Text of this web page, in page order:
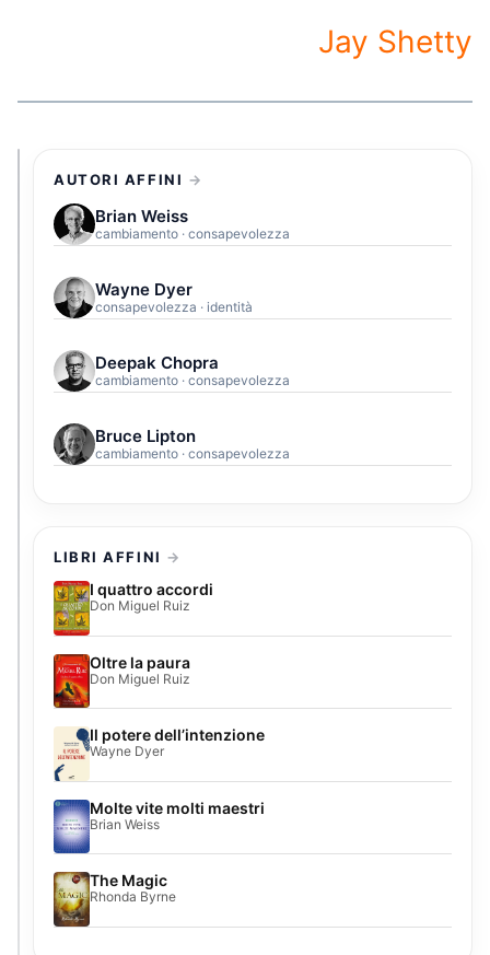
Jay Shetty
AUTORI AFFINI
Brian Weiss
cambiamento · consapevolezza
Wayne Dyer
consapevolezza · identità
Deepak Chopra
cambiamento · consapevolezza
Bruce Lipton
cambiamento · consapevolezza
LIBRI AFFINI
I quattro accordi
Don Miguel Ruiz
Oltre la paura
Don Miguel Ruiz
Il potere dell’intenzione
Wayne Dyer
Molte vite molti maestri
Brian Weiss
The Magic
Rhonda Byrne